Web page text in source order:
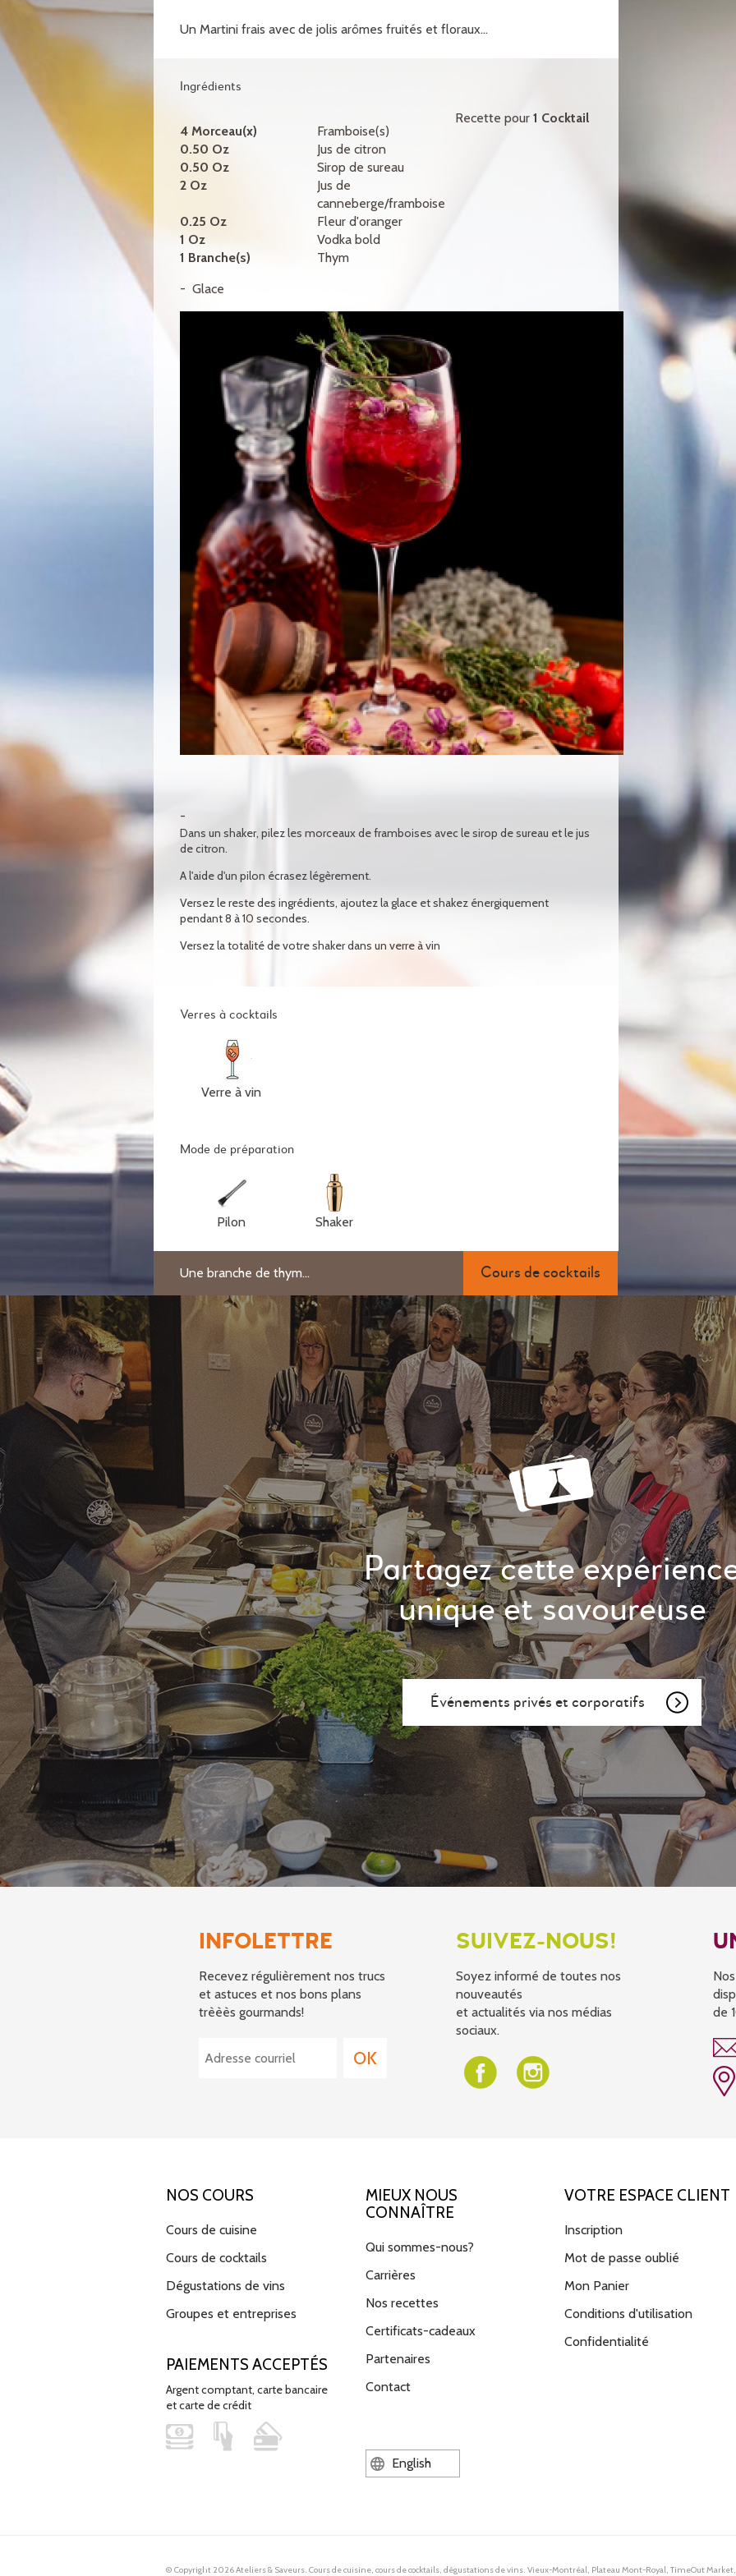
Un Martini frais avec de jolis arômes fruités et floraux...
Ingrédients
Recette pour 1 Cocktail
4 Morceau(x)
Framboise(s)
0.50 Oz
Jus de citron
0.50 Oz
Sirop de sureau
2 Oz
Jus de
canneberge/framboise
0.25 Oz
Fleur d'oranger
1 Oz
Vodka bold
1 Branche(s)
Thym
Glace
Dans un shaker, pilez les morceaux de framboises avec le sirop de sureau et le jus
de citron.
A l'aide d'un pilon écrasez légèrement.
Versez le reste des ingrédients, ajoutez la glace et shakez énergiquement
pendant 8 à 10 secondes.
Versez la totalité de votre shaker dans un verre à vin
Verres à cocktails
Verre à vin
Mode de préparation
Pilon Shaker
Une branche de thym... Cours de cocktails
Partagez cette
unique et savoureuse
Événements privés et corporatifs
INFOLETTRE
Recevez régulièrement nos trucs
et astuces et nos bons plans
trèèès gourmands!
SUIVEZ-NOUS!
Soyez informé de toutes nos
nouveautés
et actualités via nos médias
sociaux.
de
NOS COURS
Cours de cuisine
Cours de cocktails
Dégustations de vins
Groupes et entreprises
PAIEMENTS ACCEPTÉS
Argent comptant, carte bancaire
et carte de crédit
MIEUX NOUS
CONNAÎTRE
Qui sommes-nous?
Carrières
Nos recettes
Certificats-cadeaux
Partenaires
Contact
English
VOTRE ESPACE CLIENT
Inscription
Mot de passe oublié
Mon Panier
Conditions d'utilisation
Confidentialité
© Copyright 2026 Ateliers & Saveurs. Cours de cuisine, cours de cocktails, dégustations de vins. Vieux-Montréal, Plateau Mont-Royal, TimeOut Market,